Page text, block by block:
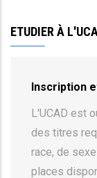
ETUDIER À
Inscription
L'UCAD est
des titres
race, de
places